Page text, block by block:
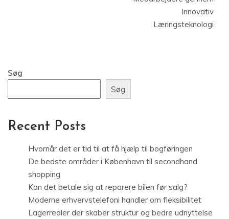
Innovativ
Læringsteknologi
Søg
Søg
Recent Posts
Hvornår det er tid til at få hjælp til bogføringen
De bedste områder i København til secondhand
shopping
Kan det betale sig at reparere bilen før salg?
Moderne erhvervstelefoni handler om fleksibilitet
Lagerreoler der skaber struktur og bedre udnyttelse